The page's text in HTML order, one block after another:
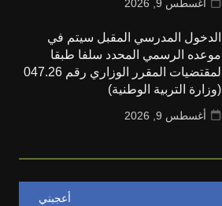
أغسطس 9, 2026
الدخول المدرسي المقبل سیتم في
موعده الرسمي المحدد سلفا طبقا
لمقتضیات المقرر الوزاري رقم 047.26
(وزارة التربية الوطنية)
أغسطس 9, 2026
أعجبني